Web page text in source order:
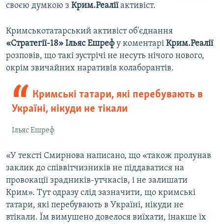
своєю думкою з Крим.Реаліїактивіст.
Кримськотатарський активіст об'єднання
«Стратегії-18» Ільяс Ешреф у коментарі Крим.Реалії
розповів, що такі зустрічі не несуть нічого нового,
окрім звичайних наративів колаборантів.
Кримські татари, які перебувають в
Україні, нікуди не тікали
Ільяс Ешреф
«У тексті Смирнова написано, що «також пролунав
заклик до співвітчизників не піддаватися на
провокації зрадників-утчкасів, і не залишати
Крим». Тут одразу слід зазначити, що кримські
татари, які перебувають в Україні, нікуди не
втікали. Їм вимушено довелося виїхати, інакше їх